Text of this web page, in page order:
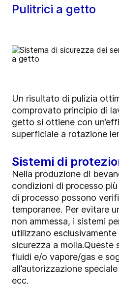
Pulitrici a getto
Un risultato di pulizia
comprovato principio di
getto si ottiene con
superficiale a rotazione
Sistemi di
Nella produzione di
condizioni di processo
di processo possono
temporanee. Per evitare
non ammessa, i sistemi
utilizzano
sicurezza a molla.Queste
fluidi e/o vapore/gas e
all’autorizzazione
ecc.